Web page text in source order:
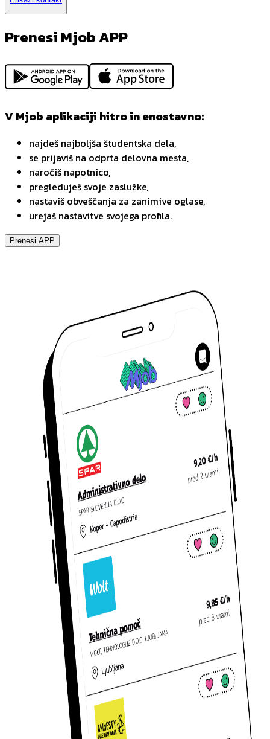
Prenesi Mjob APP
V Mjob aplikaciji hitro in enostavno:
najdeš najboljša študentska dela,
se prijaviš na odprta delovna mesta,
naročiš napotnico,
pregleduješ svoje zaslužke,
nastaviš obveščanja za zanimive oglase,
urejaš nastavitve svojega profila.
Prenesi APP